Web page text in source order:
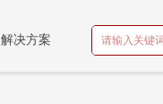
解决方案